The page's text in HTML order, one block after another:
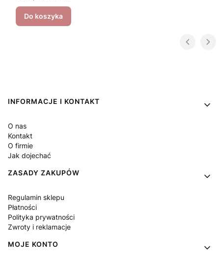
Do koszyka
Linki w stopce
INFORMACJE I KONTAKT
O nas
Kontakt
O firmie
Jak dojechać
ZASADY ZAKUPÓW
Regulamin sklepu
Płatności
Polityka prywatności
Zwroty i reklamacje
MOJE KONTO